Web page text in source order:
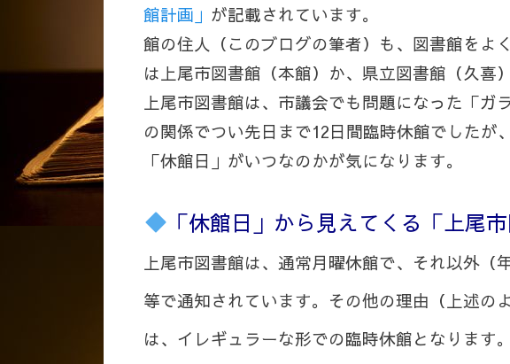
館計画」 が記載されています。
館の住人（このブログの筆者）も、図書館をよ
は上尾市図書館（本館）か、県立図書館（久喜）
上尾市図書館は、市議会でも問題になった「ガ
の関係でつい先日まで12日間臨時休館でしたが
「休館日」がいつなのかが気になります。
「休館日」から見えてくる「上尾
上尾市図書館は、通常月曜休館で、それ以外（
等で通知されています。その他の理由（上述の
は、イレギュラーな形での臨時休館となります。